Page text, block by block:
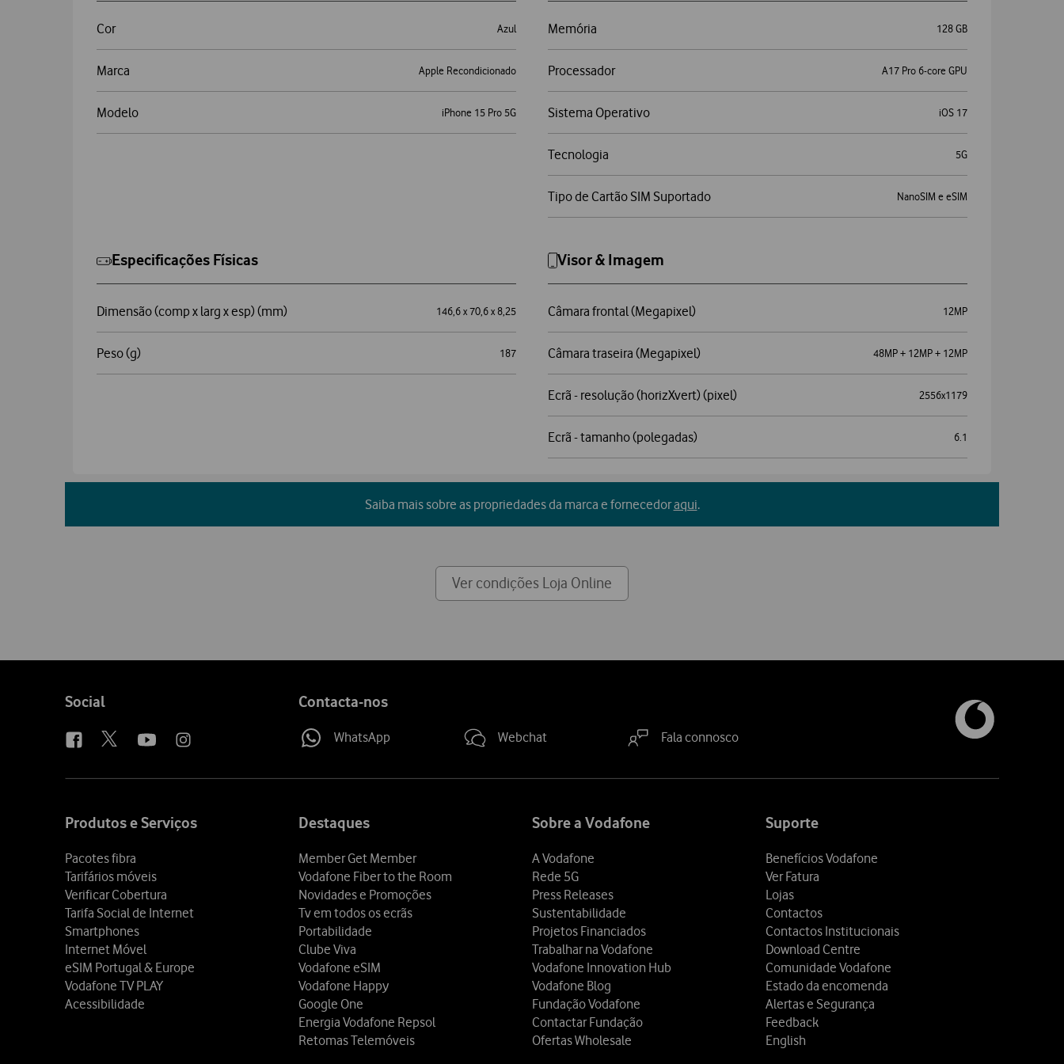
Cor Azul
Marca Apple Recondicionado
Modelo iPhone 15 Pro 5G
Memória 128 GB
Processador A17 Pro 6-core GPU
Sistema Operativo iOS 17
Tecnologia 5G
Tipo de Cartão SIM Suportado NanoSIM e eSIM
Especificações Físicas
Dimensão (comp x larg x esp) (mm) 146,6 x 70,6 x 8,25
Peso (g) 187
Visor & Imagem
Câmara frontal (Megapixel) 12MP
Câmara traseira (Megapixel) 48MP + 12MP + 12MP
Ecrã - resolução (horizXvert) (pixel) 2556x1179
Ecrã - tamanho (polegadas) 6.1
Saiba mais sobre as propriedades da marca e fornecedoraqui.
Ver condições Loja Online
Follow
Social Contacta-nos
WhatsApp Webchat Fala connosco
Produtos e Serviços
Pacotes fibra
Tarifários móveis
Verificar Cobertura
Tarifa Social de Internet
Smartphones
Internet Móvel
eSIM Portugal & Europe
Vodafone TV PLAY
Acessibilidade
Destaques
Member Get Member
Vodafone Fiber to the Room
Novidades e Promoções
Tv em todos os ecrãs
Portabilidade
Clube Viva
Vodafone eSIM
Vodafone Happy
Google One
Energia Vodafone Repsol
Retomas Telemóveis
Sobre a Vodafone
A Vodafone
Rede 5G
Press Releases
Sustentabilidade
Projetos Financiados
Trabalhar na Vodafone
Vodafone Innovation Hub
Vodafone Blog
Fundação Vodafone
Contactar Fundação
Ofertas Wholesale
Suporte
Benefícios Vodafone
Ver Fatura
Lojas
Contactos
Contactos Institucionais
Download Centre
Comunidade Vodafone
Estado da encomenda
Alertas e Segurança
Feedback
English